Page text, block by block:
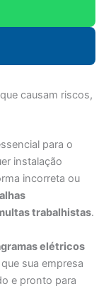
causam riscos,
para o
instalação
incorreta ou
trabalhistas.
elétricos
sua empresa
e pronto para